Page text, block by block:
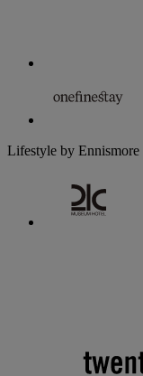
Lifestyle by Ennismore